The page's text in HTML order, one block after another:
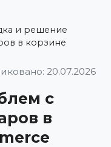
и решение
в корзине
20.07.2026
с
в